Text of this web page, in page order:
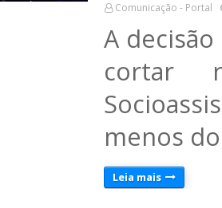
Comunicação - Portal
A
cortar
menos
Leia mais